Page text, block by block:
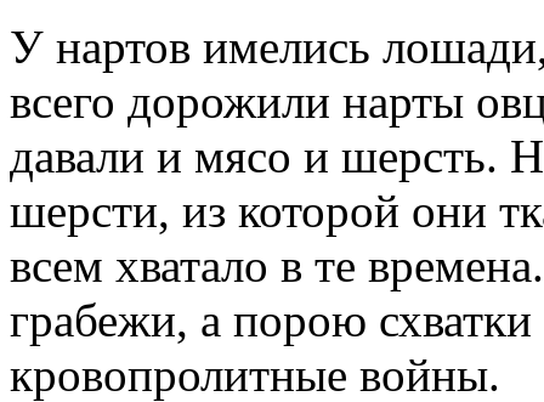
У нартов имелись
всего дорожили нарты
давали и мясо и шерсть.
шерсти, из которой они
всем хватало в те
грабежи, а порою схватки
кровопролитные войны.